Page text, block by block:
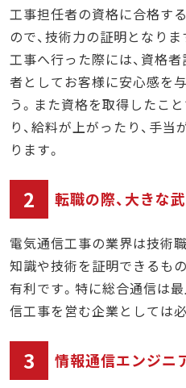
工事担任者の資格に合格す
ので、技術力の証明となり
工事へ行った際には、資格
者としてお客様に安心感を
う。また資格を取得したこ
り、給料が上がったり、手
ります。
2 転職の際、大きな
電気通信工事の業界は技術
知識や技術を証明できるも
有利です。特に総合通信は
信工事を営む企業としては
3 情報通信エンジニ